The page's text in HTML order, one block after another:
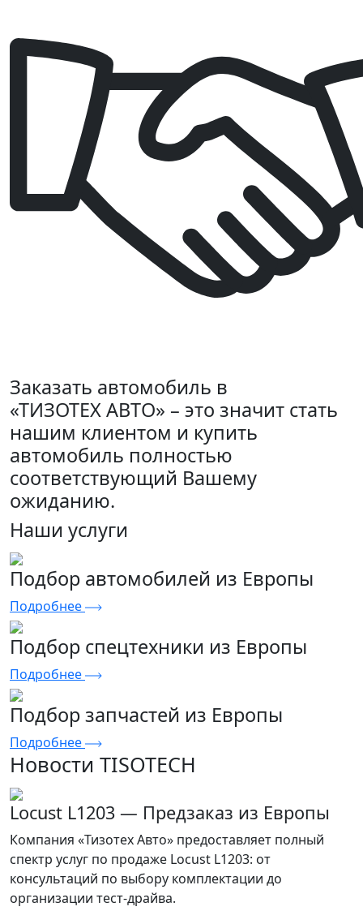
Заказать автомобиль в
«ТИЗОТЕХ АВТО» – это значит стать
нашим клиентом и купить
автомобиль полностью
соответствующий Вашему
ожиданию.
Наши услуги
Подбор автомобилей из Европы
Подробнее
Подбор спецтехники из Европы
Подробнее
Подбор запчастей из Европы
Подробнее
Новости TISOTECH
Locust L1203 — Предзаказ из Европы
Компания «Тизотех Авто» предоставляет полный
спектр услуг по продаже Locust L1203: от
консультаций по выбору комплектации до
организации тест-драйва.